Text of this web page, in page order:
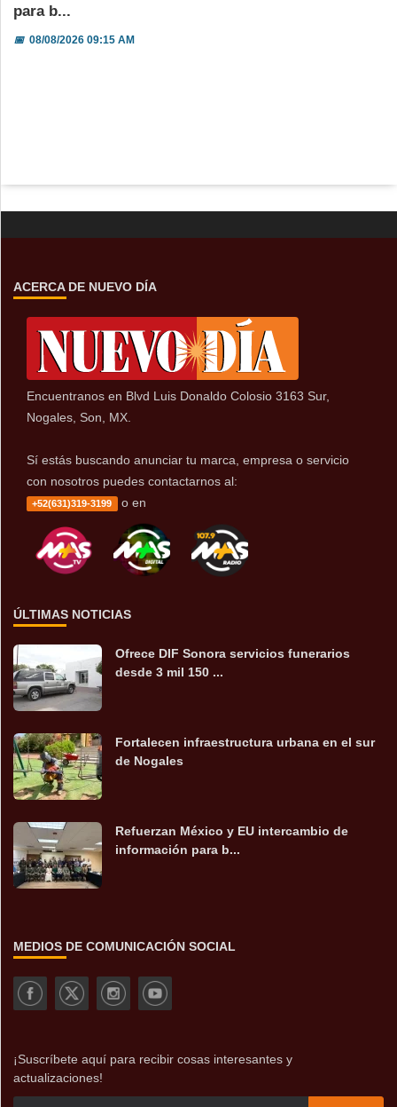
para b...
📅08/08/2026 09:15 AM
ACERCA DE NUEVO DÍA
Encuentranos en Blvd Luis Donaldo Colosio 3163 Sur,
Nogales, Son, MX.
Sí estás buscando anunciar tu marca, empresa o servicio
con nosotros puedes contactarnos al:
+52(631)319-3199 o en
ÚLTIMAS NOTICIAS
Ofrece DIF Sonora servicios funerarios
desde 3 mil 150 ...
Fortalecen infraestructura urbana en el sur
de Nogales
Refuerzan México y EU intercambio de
información para b...
MEDIOS DE COMUNICACIÓN SOCIAL
¡Suscríbete aquí para recibir cosas interesantes y
actualizaciones!